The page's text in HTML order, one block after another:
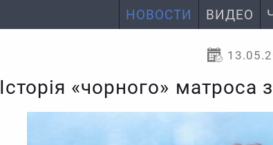
НОВОСТИ ВИДЕО
Історія «чорного»